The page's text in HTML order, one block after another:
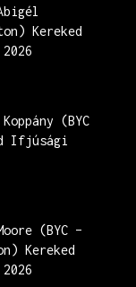
Kereked
(BYC
Ifjúsági
(BYC –
Kereked